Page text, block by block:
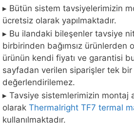
▸ Bütün sistem tavsiyelerimizin
ücretsiz olarak yapılmaktadır.
▸ Bu ilandaki bileşenler tavsiye
birbirinden bağımsız ürünlerden
ürünün kendi fiyatı ve garantisi
sayfadan verilen siparişler tek
değerlendirilemez.
▸ Tavsiye sistemlerimizin montaj
olarak Thermalright TF7 termal
kullanılmaktadır.